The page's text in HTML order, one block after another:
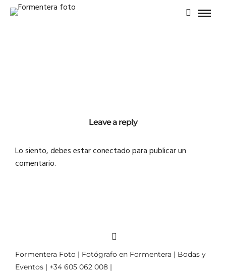
Leave a reply
Lo siento, debes estarconectadopara publicar un
comentario.
Formentera Foto | Fotógrafo en Formentera | Bodas y
Eventos | +34 605 062 008 |